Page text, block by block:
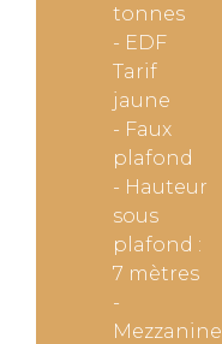
tonnes
- EDF
Tarif
jaune
- Faux
plafond
- Hauteur
sous
plafond :
7 mètres
-
Mezzanine